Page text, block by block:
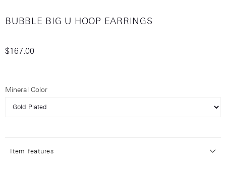
BUBBLE BIG U HOOP EARRINGS
$167.00
Mineral Color
Item features